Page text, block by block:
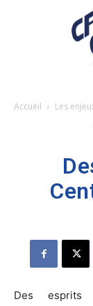
Accueil Les
Des esprits